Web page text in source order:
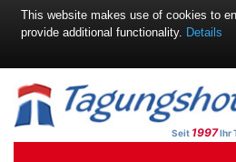
Seit 1997Ihr
This website makes use of cookies to
provide additional functionality. Details